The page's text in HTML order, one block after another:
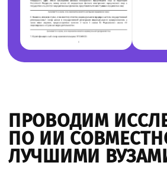
Кроме того,мы обучили владению
современными нейросетями более
2000 государственных
и муниципальных служащих
в следующих муниципалитетах
— Саха (Якутия)
— Новосибирская область
— Кировская область
— Оренбургская область
— Ямало-Ненецкий автономный округ